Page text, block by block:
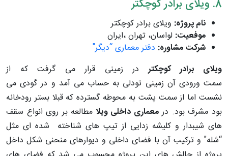
8. ویلای برادر کوچکتر
نام پروژه: ویلای برادر کوچکتر
موفعیت: لواسان، تهران ،ایران
شرکت مشاوره: دفتر معماری “دیگر"
ویلای برادر کوچکتر در زمینی قرار می گرفت که از
سمت ورودی آن زمینی تودلی به حساب می آمد و در گودی می
نشست اما از سمت پشت به محوطه گسترده که قبلا بستر رودخانه
بود مشرف بود. درمعماری داخلی ویلا مطالعه بر روی انواع سقف
های شیبدار و کلیشه زدایی از تیپ های شناخته شده ای مثل
“شله" و ترکیب آن با فضای داخلی و دیوارهای منحنی شکل داخل